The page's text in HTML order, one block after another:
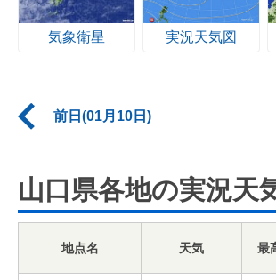
気象衛星 実況天気図
前日(01月10日)
山口県各地の実況天
地点名 天気 最